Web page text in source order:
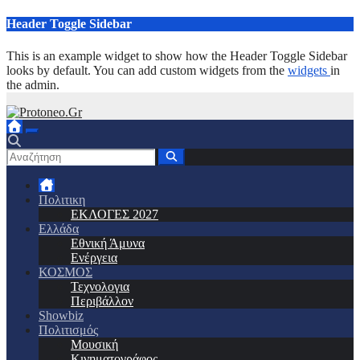
Μετάβαση
περιεχόμενο
Header Toggle Sidebar
This is an example widget to show how the Header Toggle Sidebar
looks by default. You can add custom widgets from the widgets in
the admin.
Πολιτικη
ΕΚΛΟΓΕΣ 2027
Ελλάδα
Εθνική Άμυνα
Ενέργεια
ΚΟΣΜΟΣ
Τεχνολογια
Περιβάλλον
Showbiz
Πολιτισμός
Μουσική